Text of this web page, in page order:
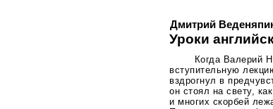
Дмитрий
Уроки
Когда Валерий
вступительную
вздрогнул в
он стоял на свету,
и многих скорбей